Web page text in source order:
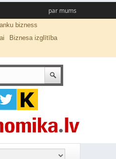
par mums
bizness
Biznesa izglītība